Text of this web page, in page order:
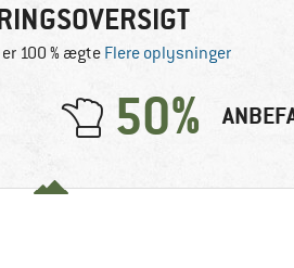
100 % ægte Flere oplysninger
50%